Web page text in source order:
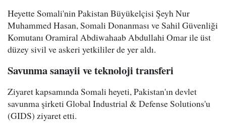
Heyette Somali'nin Pakistan Büyükelçisi Şeyh Nur
Muhammed Hasan, Somali Donanması ve Sahil Güvenliği
Komutanı Oramiral Abdiwahaab Abdullahi Omar ile üst
düzey sivil ve askeri yetkililer de yer aldı.
Savunma sanayii ve teknoloji transferi
Ziyaret kapsamında Somali heyeti, Pakistan'ın devlet
savunma şirketi Global Industrial & Defense Solutions'u
(GIDS) ziyaret etti.